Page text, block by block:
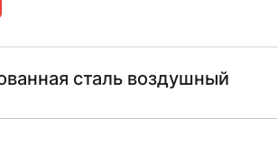
сталь воздушный